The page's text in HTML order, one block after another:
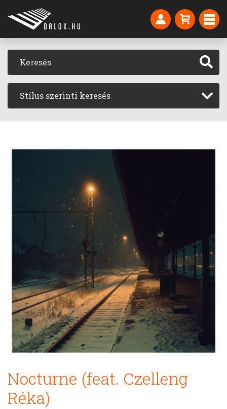
Stílus szerinti keresés
Nocturne (feat. Czelleng
Réka)